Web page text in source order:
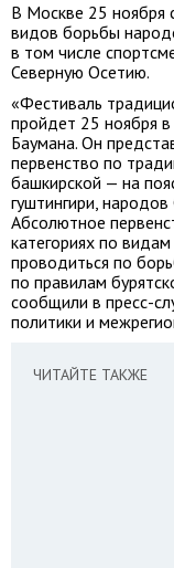
В Москве 25 ноября
видов борьбы
в том числе
Северную Осетию.
«Фестиваль
пройдет 25 ноября
Баумана. Он
первенство по
башкирской — на
гуштингири,
Абсолютное
категориях по
проводиться по
по правилам
сообщили в пресс-
политики и
ЧИТАЙТЕ ТАКЖЕ